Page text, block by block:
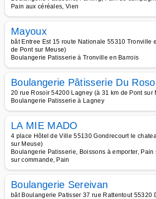
Pain aux céréales, Vien
Mayoux
bât Entree Est 15 route Nationale 55310 Tronville
de Pont sur Meuse)
Boulangerie Patisserie à Tronville en Barrois
Boulangerie Pâtisserie Du
20 rue Rosoir 54200 Lagney (à 31 km de Pont sur
Boulangerie Patisserie à Lagney
LA MIE MADO
4 place Hôtel de Ville 55130 Gondrecourt le
sur Meuse)
Boulangerie Patisserie, Boissons à emporter, Pain
sur commande, Pain
Boulangerie Sereivan
bât Boulangerie Patisser 37 rue Rattentout 55320